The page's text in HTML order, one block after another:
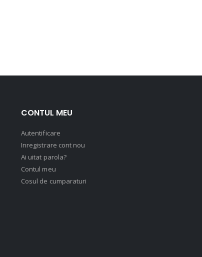
CONTUL MEU
Autentificare
Inregistrare cont nou
Ai uitat parola?
Contul meu
Cosul de cumparaturi